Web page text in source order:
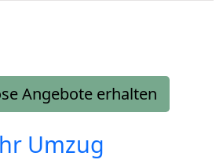
Angebote erhalten
Umzug